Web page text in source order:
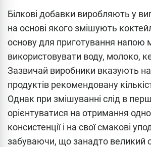
Білкові добавки виробляють у
на основі якого змішують
основу для приготування напою
використовувати воду, молоко,
Зазвичай виробники вказують на
продуктів рекомендовану
Однак при змішуванні слід в
орієнтуватися на отримання
консистенції і на свої смакові
забуваючи, що занадто великий